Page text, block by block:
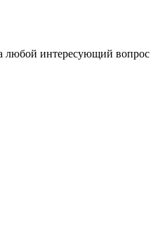
любой интересующий вопрос